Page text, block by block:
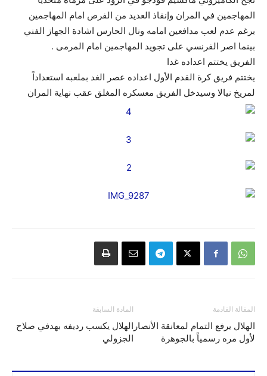
المهاجمين في المران وإنقاذ العديد من الفرص امام المهاجمين
برغم عدم لعب مدافعين امامه ونال الحارس اشادة الجهاز الفني
بينما اصر الفرنسي على تجويد المهاجمين امام المرمى .
الفريق يختتم اعداده غدا
يختتم فريق كرة القدم الأول اعداده عصر الغد بملعبه استعداداً
لمريخ نيالا وسيدخل الفريق معسكره المغلق عقب نهاية المران
المادة السابقة
الهلال يكسب رديفه بهدفي صلاح
الجزولي
المقالة القادمة
الهلال يرفع التمام لمعانقة الأنصار
لأول مره رسمياً بالجوهرة